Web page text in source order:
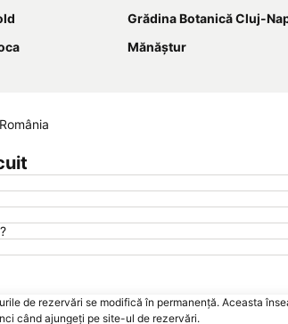
Grădina Botanică Cluj-
Mănăștur
de rezervări se modifică în permanență. Aceasta
când ajungeți pe site-ul de rezervări.